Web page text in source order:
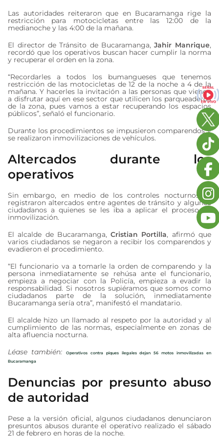
Las autoridades reiteraron que en Bucaramanga rige la
restricción para motocicletas entre las 12:00 de la
medianoche y las 4:00 de la mañana.
El director de Tránsito de Bucaramanga,Jahir Manrique,
recordó que los operativos buscan hacer cumplir la norma
y recuperar el orden en la zona.
“Recordarles a todos los bumangueses que tenemos
restricción de las motocicletas de 12 de la noche a 4 de la
mañana. Y hacerles la invitación a las personas que vienen
a disfrutar aquí en ese sector que utilicen los parqueaderos
de la zona, pues vamos a estar recuperando los espacios
públicos”, señaló el funcionario.
Durante los procedimientos se impusieron comparendos y
se realizaron inmovilizaciones de vehículos.
Altercados durante los
operativos
Sin embargo, en medio de los controles nocturnos se
registraron altercados entre agentes de tránsito y algunos
ciudadanos a quienes se les iba a aplicar el proceso de
inmovilización.
El alcalde de Bucaramanga,Cristian Portilla, afirmó que
varios ciudadanos se negaron a recibir los comparendos y
evadieron el procedimiento.
“El funcionario va a tomarle la orden de comparendo y la
persona inmediatamente se rehúsa ante el funcionario,
empieza a negociar con la Policía, empieza a evadir la
responsabilidad. Si nosotros supiéramos que somos como
ciudadanos parte de la solución, inmediatamente
Bucaramanga sería otra”, manifestó el mandatario.
El alcalde hizo un llamado al respeto por la autoridad y al
cumplimiento de las normas, especialmente en zonas de
alta afluencia nocturna.
Léase también:
Operativos contra piques ilegales dejan 56 motos inmovilizadas en
Bucaramanga
Denuncias por presunto abuso
de autoridad
Pese a la versión oficial, algunos ciudadanos denunciaron
presuntos abusos durante el operativo realizado el sábado
21 de febrero en horas de la noche.